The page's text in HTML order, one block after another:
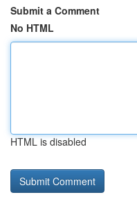
Submit a Comment
No HTML
HTML is disabled